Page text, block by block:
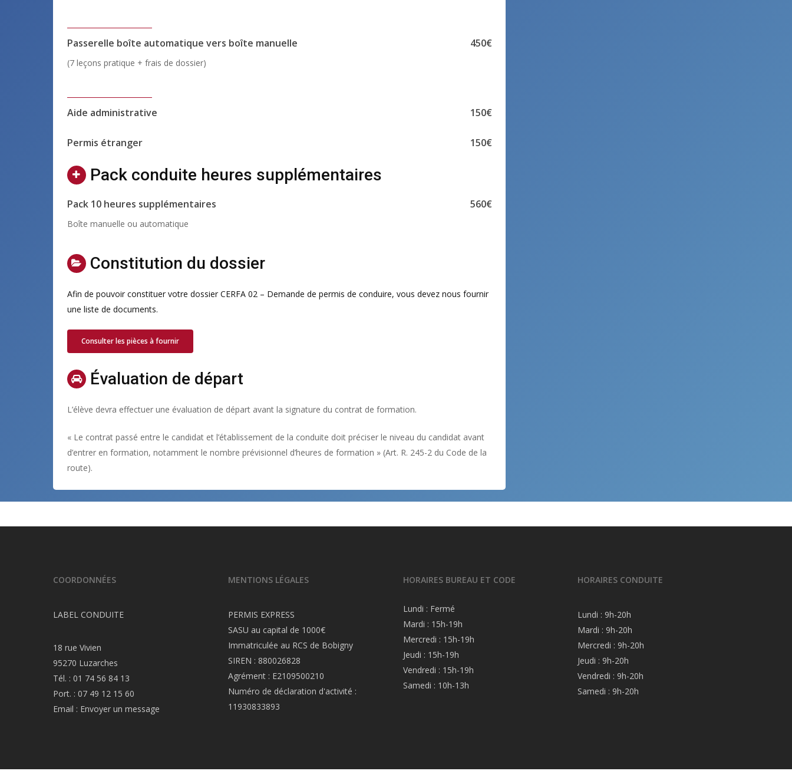
Passerelle boîte automatique vers boîte manuelle 450€
(7 leçons pratique + frais de dossier)
Aide administrative 150€
Permis étranger 150€
Pack conduite heures supplémentaires
Pack 10 heures supplémentaires 560€
Boîte manuelle ou automatique
Constitution du dossier
Afin de pouvoir constituer votre dossier CERFA 02 – Demande de permis de conduire, vous devez nous fournir
une liste de documents.
Consulter les pièces à fournir
Évaluation de départ
L’élève devra effectuer une évaluation de départ avant la signature du contrat de formation.
« Le contrat passé entre le candidat et l’établissement de la conduite doit préciser le niveau du candidat avant
d’entrer en formation, notamment le nombre prévisionnel d’heures de formation » (Art. R. 245-2 du Code de la
route).
COORDONNÉES
LABEL CONDUITE
18 rue Vivien
95270 Luzarches
Tél. : 01 74 56 84 13
Port. : 07 49 12 15 60
Email : Envoyer un message
MENTIONS LÉGALES
PERMIS EXPRESS
SASU au capital de 1000€
Immatriculée au RCS de Bobigny
SIREN : 880026828
Agrément : E2109500210
Numéro de déclaration d'activité :
11930833893
HORAIRES BUREAU ET CODE
Lundi : Fermé
Mardi : 15h-19h
Mercredi : 15h-19h
Jeudi : 15h-19h
Vendredi : 15h-19h
Samedi : 10h-13h
HORAIRES CONDUITE
Lundi : 9h-20h
Mardi : 9h-20h
Mercredi : 9h-20h
Jeudi : 9h-20h
Vendredi : 9h-20h
Samedi : 9h-20h